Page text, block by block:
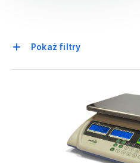
Pokaż filtry
WAGI SKLEPOWE
Wagi kontrolne